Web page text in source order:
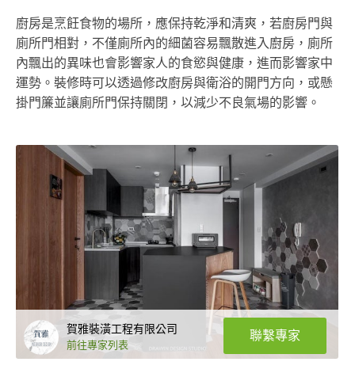
廚房是烹飪食物的場所，應保持乾淨和清爽，若廚房門與
廁所門相對，不僅廁所內的細菌容易飄散進入廚房，廁所
內飄出的異味也會影響家人的食慾與健康，進而影響家中
運勢。裝修時可以透過修改廚房與衛浴的開門方向，或懸
掛門簾並讓廁所門保持關閉，以減少不良氣場的影響。
賀雅裝潢工程有限公司
前往專家列表
聯繫專家